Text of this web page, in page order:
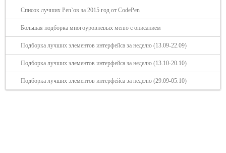
Список лучших Pen`ов за 2015 год от CodePen
Большая подборка многоуровневых меню с описанием
Подборка лучших элементов интерфейса за неделю (13.09-22.09)
Подборка лучших элементов интерфейса за неделю (13.10-20.10)
Подборка лучших элементов интерфейса за неделю (29.09-05.10)